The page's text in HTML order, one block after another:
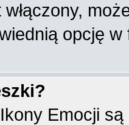
opcję w
Emocji